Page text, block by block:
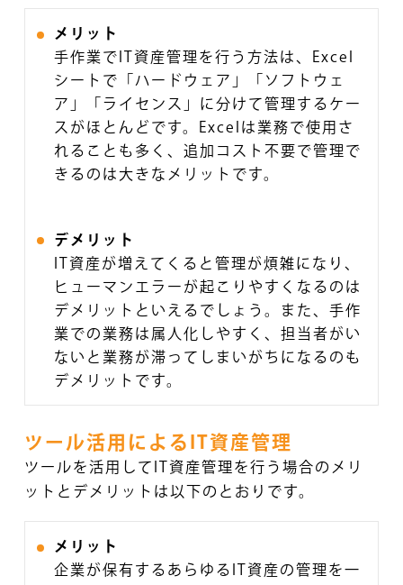
メリット
手作業でIT資産管理を行う方法は、Excel
シートで「ハードウェア」「ソフトウェ
ア」「ライセンス」に分けて管理するケー
スがほとんどです。Excelは業務で使用さ
れることも多く、追加コスト不要で管理で
きるのは大きなメリットです。
デメリット
IT資産が増えてくると管理が煩雑になり、
ヒューマンエラーが起こりやすくなるのは
デメリットといえるでしょう。また、手作
業での業務は属人化しやすく、担当者がい
ないと業務が滞ってしまいがちになるのも
デメリットです。
ツール活用によるIT資産管理
ツールを活用してIT資産管理を行う場合のメリ
ットとデメリットは以下のとおりです。
メリット
企業が保有するあらゆるIT資産の管理を一